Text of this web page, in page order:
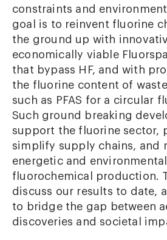
constraints and
goal is to reinvent fluorine
the ground up with
economically viable
that bypass HF, and with
the fluorine content of
such as PFAS for a circular
Such ground breaking
support the fluorine sector,
simplify supply chains, and
energetic and
fluorochemical production.
discuss our results to date,
to bridge the gap between
discoveries and societal